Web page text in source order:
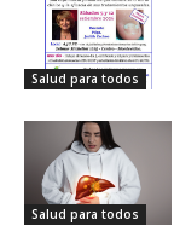
Salud para todos
Salud para todos